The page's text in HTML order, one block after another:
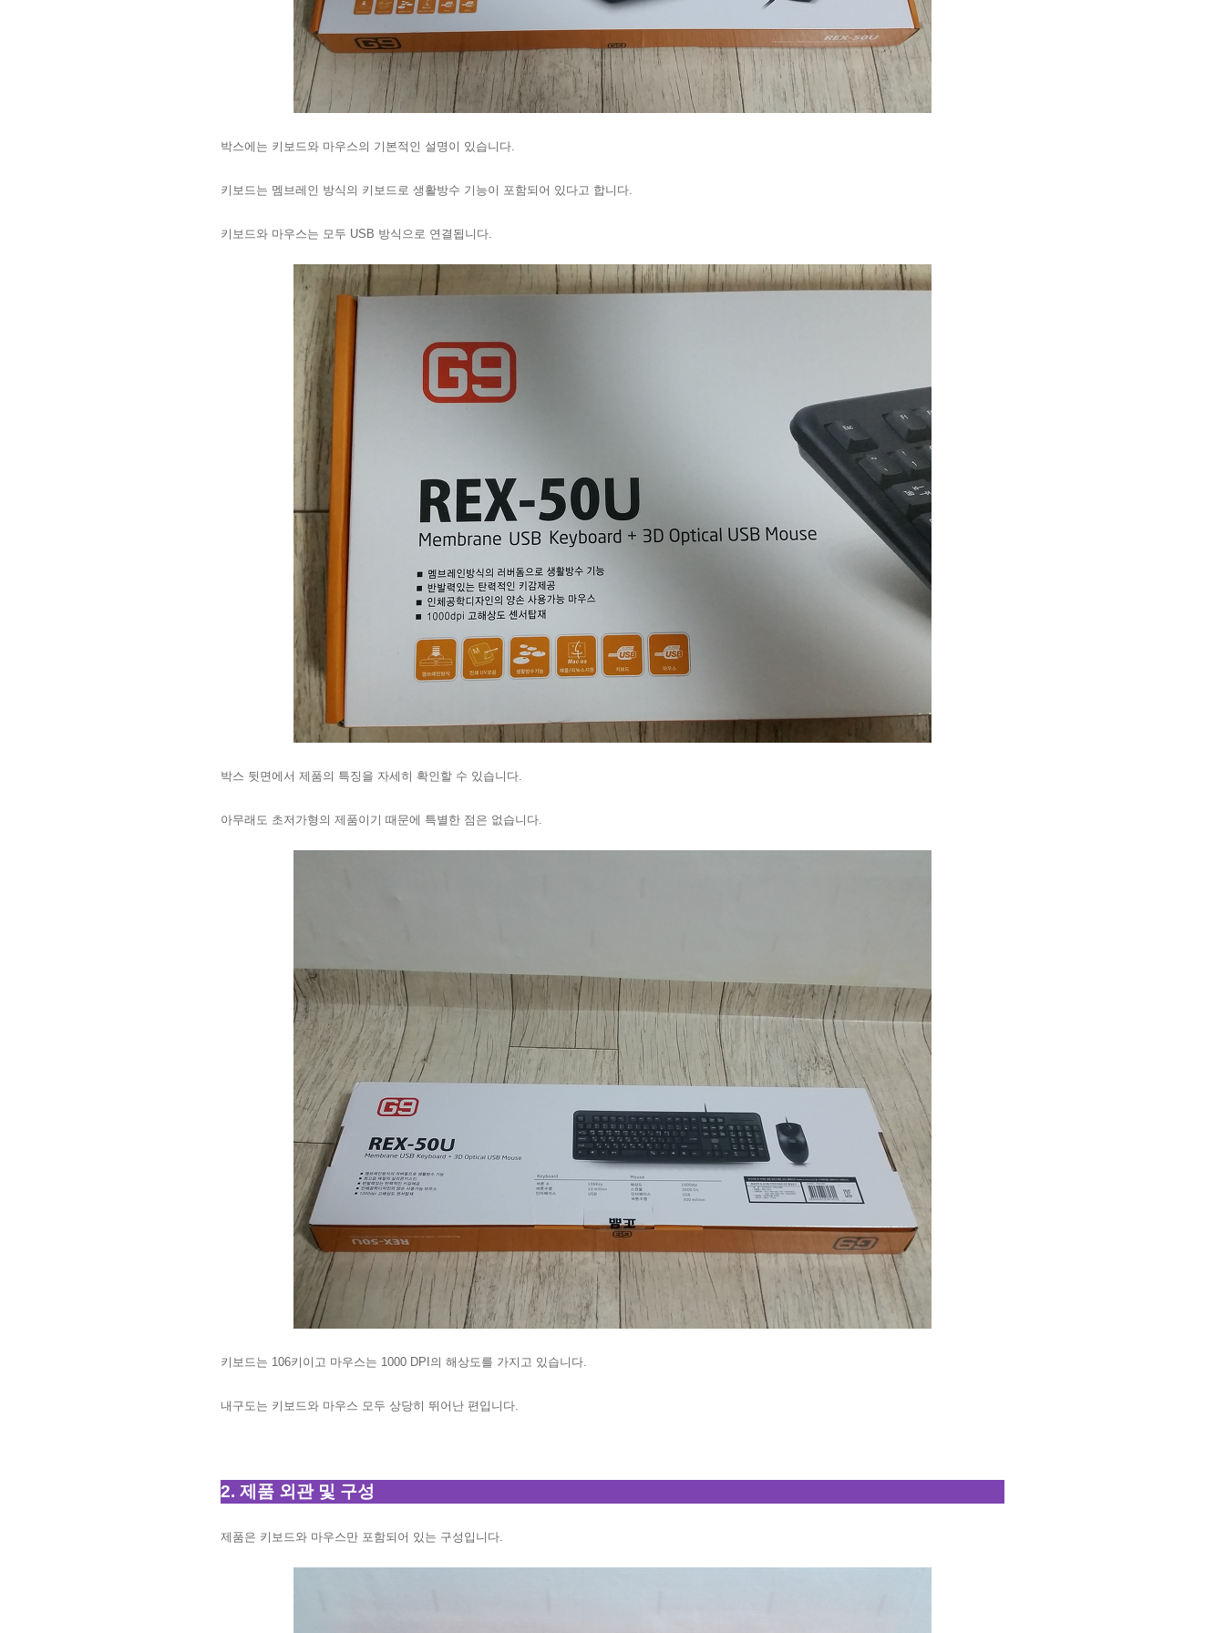
박스에는 키보드와 마우스의 기본적인 설명이 있습니다.
키보드는 멤브레인 방식의 키보드로 생활방수 기능이 포함되어 있다고 합니다.
키보드와 마우스는 모두 USB 방식으로 연결됩니다.
박스 뒷면에서 제품의 특징을 자세히 확인할 수 있습니다.
아무래도 초저가형의 제품이기 때문에 특별한 점은 없습니다.
키보드는 106키이고 마우스는 1000 DPI의 해상도를 가지고 있습니다.
내구도는 키보드와 마우스 모두 상당히 뛰어난 편입니다.
2. 제품 외관 및 구성
제품은 키보드와 마우스만 포함되어 있는 구성입니다.